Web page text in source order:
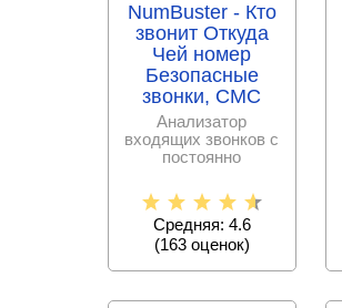
NumBuster - Кто
звонит Откуда
Чей номер
Безопасные
звонки, СМС
Анализатор
входящих звонков с
постоянно
спам – номеров,
Средняя: 4.6
(163оценок)